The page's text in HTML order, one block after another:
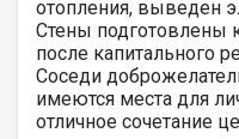
отопления, выведен
Стены подготовлены
после капитального
Соседи
имеются места для
отличное сочетание